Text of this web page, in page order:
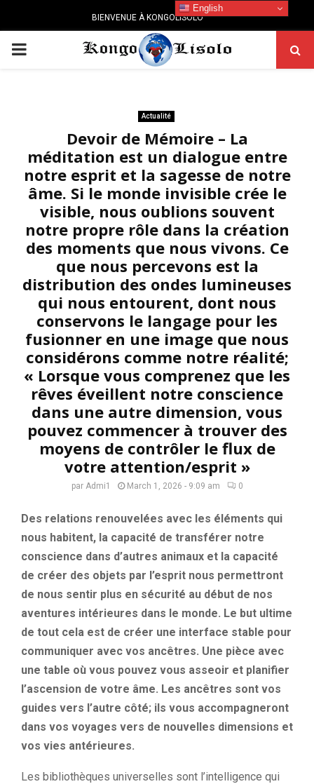
BIENVENUE À KONGOLISOLO
PRIMARY
Actualité
Devoir de Mémoire – La
méditation est un dialogue entre
notre esprit et la sagesse de notre
âme. Si le monde invisible crée le
visible, nous oublions souvent
notre propre rôle dans la création
des moments que nous vivons. Ce
que nous percevons est la
distribution des ondes lumineuses
qui nous entourent, dont nous
conservons le langage pour les
fusionner en une image que nous
considérons comme notre réalité;
« Lorsque vous comprenez que les
rêves éveillent notre conscience
dans une autre dimension, vous
pouvez commencer à trouver des
moyens de contrôler le flux de
votre attention/esprit »
par Admi1 March 1, 2026 - 9:09 am 0
Des relations renouvelées avec les éléments qui
nous habitent, la capacité de transférer notre
conscience dans d’autres animaux et la capacité
de créer des objets par l’esprit nous permettront
de nous sentir plus en sécurité au début de nos
aventures intérieures dans le monde. Le but ultime
de tout cela est de créer une interface stable pour
communiquer avec vos ancêtres. Une pièce avec
une table où vous pouvez vous asseoir et planifier
l’ascension de votre âme. Les ancêtres sont vos
guides vers l’autre côté; ils vous accompagneront
dans vos voyages vers de nouvelles dimensions et
vos vies antérieures.
Les bibliothèques universelles sont l’intelligence qui
English